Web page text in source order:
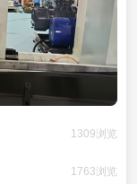
1309浏览
1763浏览